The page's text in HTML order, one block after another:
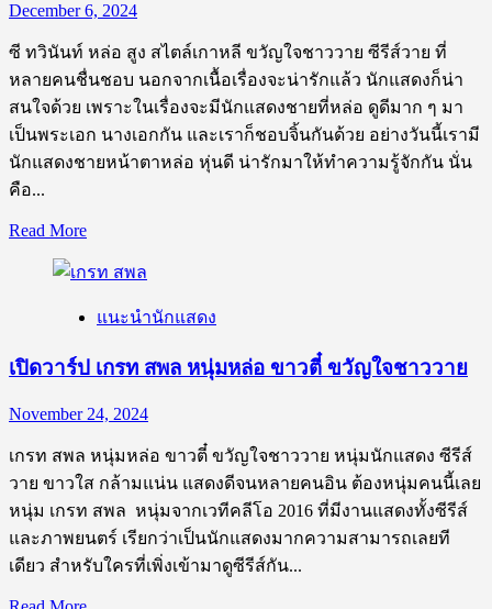
ใส
“กัน
อรรถ
พันธ์”
คู่
จิ้
หล่อ
คน
กัน
December 6, 2024
ซี ทวินันท์ หล่อ สูง สไตล์เกาหลี ขวัญใจชาววาย ซีรีส์วาย ที่
หลายคนชื่นชอบ นอกจากเนื้อเรื่องจะน่ารักแล้ว นักแสดงก็น่า
สนใจด้วย เพราะในเรื่องจะมีนักแสดงชายที่หล่อ ดูดีมาก ๆ มา
เป็นพระเอก นางเอกกัน และเราก็ชอบจิ้นกันด้วย อย่างวันนี้เรามี
นักแสดงชายหน้าตาหล่อ หุ่นดี น่ารักมาให้ทำความรู้จักกัน นั่น
คือ...
Read MoreRead
about
วาร์
ซี
หล่อ
สูง
สไตล์
เกาหลี
ขวัญใจ
แนะนำนักแสดง
เปิดวาร์ป เกรท สพล หนุ่มหล่อ ขาวตี๋ ขวัญใจชาววาย
November 24, 2024
เกรท สพล หนุ่มหล่อ ขาวตี๋ ขวัญใจชาววาย หนุ่มนักแสดง ซีรีส์
วาย ขาวใส กล้ามแน่น แสดงดีจนหลายคนอิน ต้องหนุ่มคนนี้เลย
หนุ่ม เกรท สพล หนุ่มจากเวทีคลีโอ 2016 ที่มีงานแสดงทั้งซีรีส์
และภาพยนตร์ เรียกว่าเป็นนักแสดงมากความสามารถเลยที
เดียว สำหรับใครที่เพิ่งเข้ามาดูซีรีส์กัน...
Read